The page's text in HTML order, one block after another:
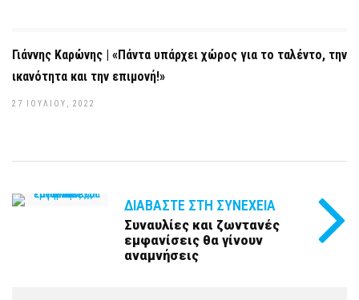
Γιάννης Καρώνης | «Πάντα υπάρχει χώρος για το ταλέντο, την
ικανότητα και την επιμονή!»
27 ΙΟΥΛΊΟΥ, 2022
ΔΙΑΒΆΣΤΕ ΣΤΗ ΣΥΝΈΧΕΙΑ
Συναυλίες και ζωντανές
εμφανίσεις θα γίνουν
αναμνήσεις